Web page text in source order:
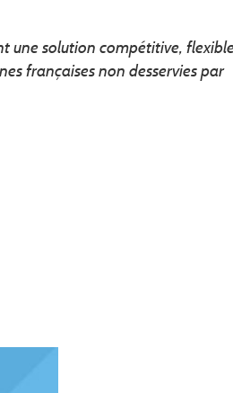
une solution compétitive,
françaises non desservies par